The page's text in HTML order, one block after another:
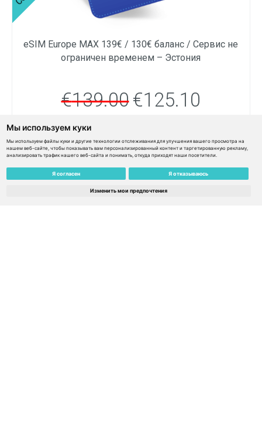
Мы используем куки
Мы используем файлы куки и другие технологии отслеживания для улучшения вашего просмотра на
нашем веб-сайте, чтобы показывать вам персонализированный контент и таргетированную рекламу,
анализировать трафик нашего веб-сайта и понимать, откуда приходят наши посетители.
Я согласен Я отказываюсь
Изменить мои предпочтения
eSIM Europe MAX 139€ / 130€ баланс / Сервис не
ограничен временем – Эстония
€139.00€125.10
Узнать подробнее